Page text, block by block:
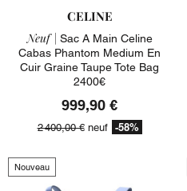
CELINE
Neuf | Sac A Main Celine
Cabas Phantom Medium En
Cuir Graine Taupe Tote Bag
2400€
999,90 €
2 400,00 €neuf -58%
Nouveau